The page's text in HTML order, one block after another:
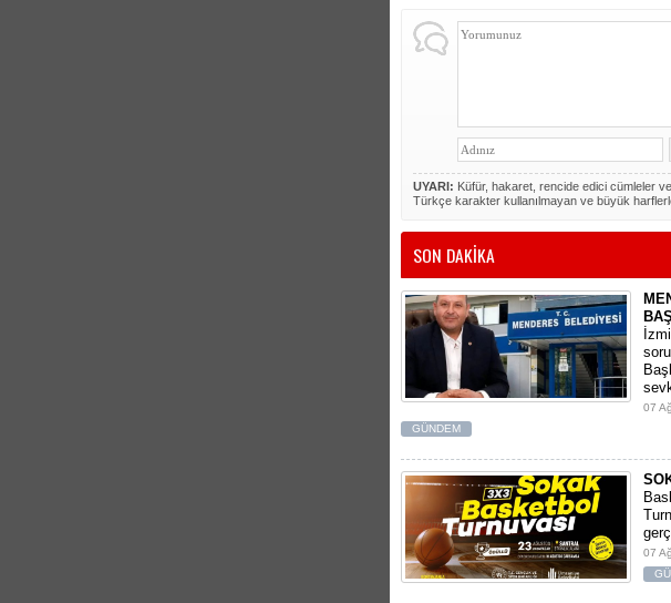
UYARI: Küfür, hakaret, rencide edici cümleler
Türkçe karakter kullanılmayan ve büyük
SON DAKİKA
07
GÜNDEM
07